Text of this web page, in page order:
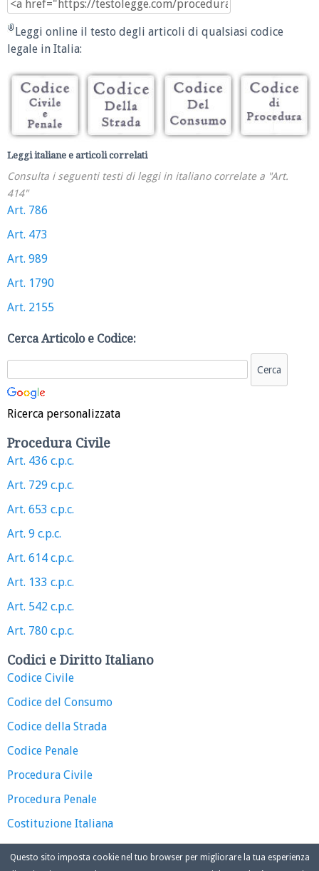
Leggi online il testo degli articoli di qualsiasi codice
legale in Italia:
Leggi italiane e articoli correlati
Consulta i seguenti testi di leggi in italiano correlate a "Art.
414"
Art. 786
Art. 473
Art. 989
Art. 1790
Art. 2155
Cerca Articolo e Codice:
Ricerca personalizzata
Procedura Civile
Art. 436 c.p.c.
Art. 729 c.p.c.
Art. 653 c.p.c.
Art. 9 c.p.c.
Art. 614 c.p.c.
Art. 133 c.p.c.
Art. 542 c.p.c.
Art. 780 c.p.c.
Codici e Diritto Italiano
Codice Civile
Codice del Consumo
Codice della Strada
Codice Penale
Procedura Civile
Procedura Penale
Costituzione Italiana
Questo sito imposta cookie nel tuo browser per migliorare la tua esperienza